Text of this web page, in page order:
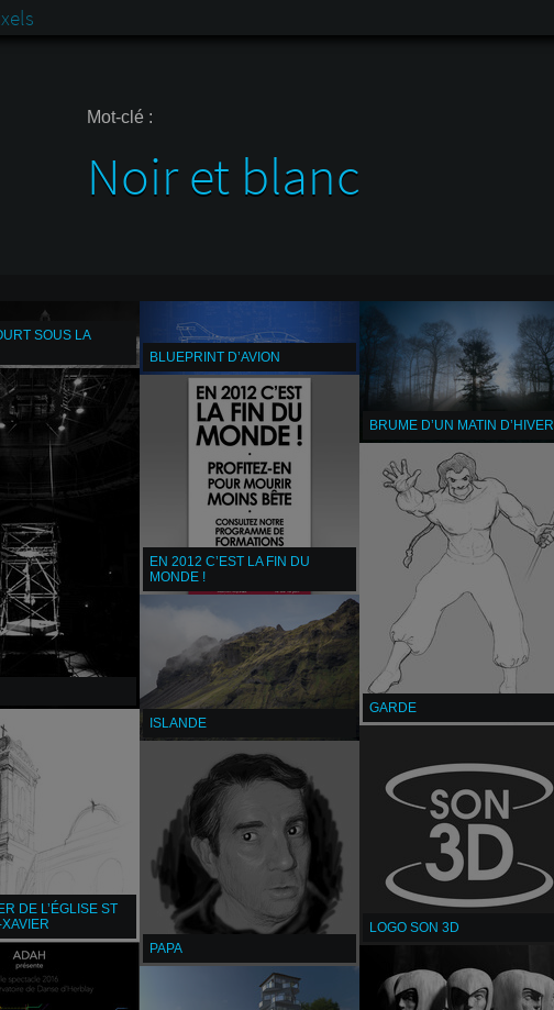
Mot-clé :
Noir et blanc
SOUS LA
BLUEPRINT D’AVION
BRUME D’UN MATIN D’HIVER
EN 2012 C’EST LA FIN DU
MONDE !
GARDE
ISLANDE
DE L’ÉGLISE ST
LOGO SON 3D
PAPA